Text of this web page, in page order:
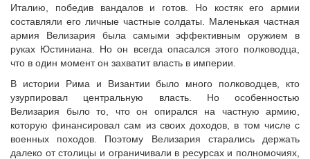
Италию, победив вандалов и готов. Но костяк его армии
составляли его личные частные солдаты. Маленькая частная
армия Велизария была самыми эффективным оружием в
руках Юстиниана. Но он всегда опасался этого полководца,
что в один момент он захватит власть в империи.
В истории Рима и Византии было много полководцев, кто
узурпировал центральную власть. Но особенностью
Велизария было то, что он опирался на частную армию,
которую финансировал сам из своих доходов, в том числе с
военных походов. Поэтому Велизария старались держать
далеко от столицы и ограничивали в ресурсах и полномочиях,